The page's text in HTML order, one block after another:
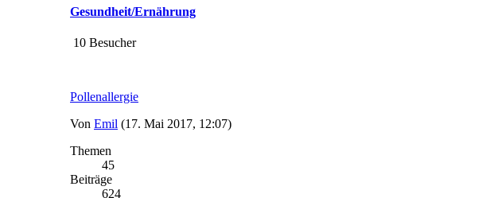
Gesundheit/Ernährung
10 Besucher
Pollenallergie
Von Emil (17. Mai 2017, 12:07)
Themen
45
Beiträge
624